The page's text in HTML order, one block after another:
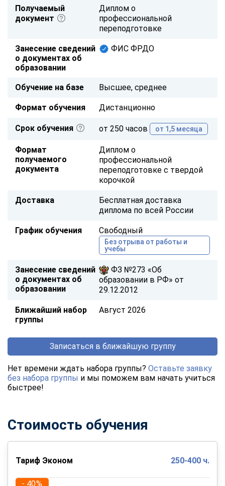
Получаемый
документ
Диплом о
профессиональной
переподготовке
Занесение сведений
о документах об
образовании
ФИС ФРДО
Обучение на базе Высшее, среднее
Формат обучения Дистанционно
Срок обучения от 250 часов от 1,5 месяца
Формат
получаемого
документа
Диплом о
профессиональной
переподготовке с твердой
корочкой
Доставка
Бесплатная доставка
диплома по всей России
График обучения Свободный
Без отрыва от работы и
учебы
Занесение сведений
о документах об
образовании
ФЗ №273 «Об
образовании в РФ» от
29.12.2012
Ближайший набор
группы
Август 2026
Записаться в ближайшую группу
Нет времени ждать набора группы? Оставьте заявку
без набора группы и мы поможем вам начать учиться
быстрее!
Стоимость обучения
Тариф Эконом 250-400 ч.
- 40%